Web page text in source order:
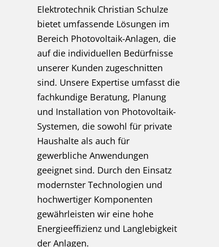
Elektrotechnik Christian Schulze
bietet umfassende Lösungen im
Bereich Photovoltaik-Anlagen, die
auf die individuellen Bedürfnisse
unserer Kunden zugeschnitten
sind. Unsere Expertise umfasst die
fachkundige Beratung, Planung
und Installation von Photovoltaik-
Systemen, die sowohl für private
Haushalte als auch für
gewerbliche Anwendungen
geeignet sind. Durch den Einsatz
modernster Technologien und
hochwertiger Komponenten
gewährleisten wir eine hohe
Energieeffizienz und Langlebigkeit
der Anlagen.